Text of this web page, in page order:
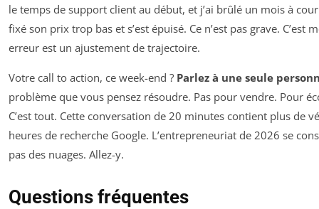
le temps de support client au début, et j’ai brûlé un mois à
fixé son prix trop bas et s’est épuisé. Ce n’est pas grave. C’est
erreur est un ajustement de trajectoire.
Votre call to action, ce week-end ? Parlez à une seule
problème que vous pensez résoudre. Pas pour vendre. Pour
C’est tout. Cette conversation de 20 minutes contient plus de
heures de recherche Google. L’entrepreneuriat de 2026 se
pas des nuages. Allez-y.
Questions fréquentes